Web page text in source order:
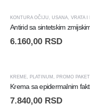
6.160,00 RSD
KREME, PLATINUM , PROMO PAKETI
7.840,00 RSD